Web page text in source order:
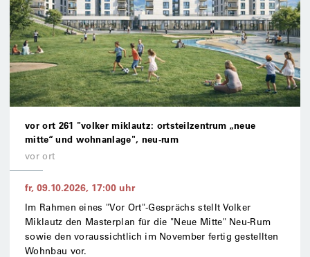
vor ort 261 "volker miklautz: ortsteilzentrum „neue
mitte“ und wohnanlage", neu-rum
vor ort
fr, 09.10.2026, 17:00 uhr
Im Rahmen eines "Vor Ort"-Gesprächs stellt Volker
Miklautz den Masterplan für die "Neue Mitte" Neu-Rum
sowie den voraussichtlich im November fertig gestellten
Wohnbau vor.